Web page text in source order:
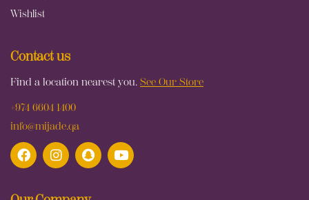
Wishlist
Contact us
Find a location nearest you. See Our Store
+974 6604 1400
info@mijade.qa